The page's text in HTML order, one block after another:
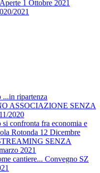
1 Ottobre 2021
2021
...in ripartenza
ASSOCIAZIONE SENZA
2020
si confronta fra economia e
Rotonda 12 Dicembre
SENZA
2021
cantiere... Convegno SZ